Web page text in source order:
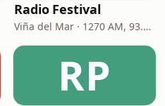
Radio Festival
Viña del Mar · 1270 AM, 93.7 FM
RP